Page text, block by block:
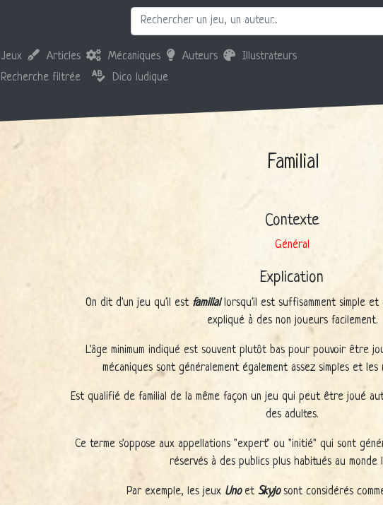
Jeux Articles Mécaniques Auteurs
Illustrateurs
Recherche filtrée
Dico ludique
Familial
Contexte
Général
Explication
On dit d'un jeu qu'il est familial lorsqu'il est suffisamment simple
expliqué à des non joueurs facilement.
L'âge minimum indiqué est souvent plutôt bas pour pouvoir être
mécaniques sont généralement également assez simples et
Est qualifié de familial de la même façon un jeu qui peut être joué
des adultes.
Ce terme s'oppose aux appellations "expert" ou "initié" qui sont
réservés à des publics plus habitués au monde
Par exemple, les jeux Unoet Skyjosont considérés